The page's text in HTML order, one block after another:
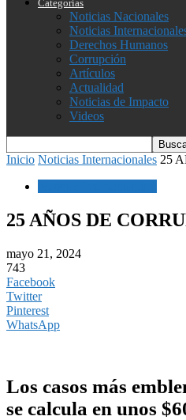
Categorías
Noticias Nacionales
Noticias
Derechos Humanos
Corrupción
Artículos
Actualidad
Noticias de Impacto
Videos
Inicio Noticias Internacionales 25
25 AÑOS DE
mayo 21, 2024
743
Facebook
Twitter
Pinterest
WhatsApp
Los casos más
se calcula en unos